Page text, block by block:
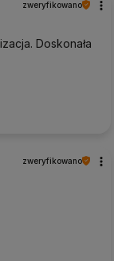
zweryfikowano
Doskonała
zweryfikowano